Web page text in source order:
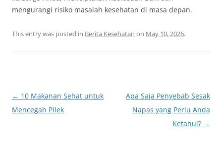
mengurangi risiko masalah kesehatan di masa depan.
This entry was posted in Berita Kesehatan on May 10, 2026.
Post
navigation
← 10 Makanan Sehat untuk
Mencegah Pilek
Apa Saja Penyebab Sesak
Napas yang Perlu Anda
Ketahui? →